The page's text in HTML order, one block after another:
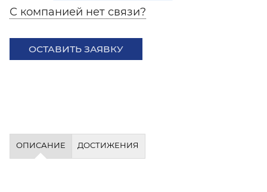
С компанией нет связи?
ОСТАВИТЬ ЗАЯВКУ
ОПИСАНИЕ ДОСТИЖЕНИЯ